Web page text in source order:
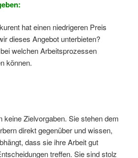
hat einen niedrigeren Preis
dieses Angebot unterbieten?
welchen Arbeitsprozessen
können.
keine Zielvorgaben. Sie stehen dem
direkt gegenüber und wissen,
dass sie ihre Arbeit gut
treffen. Sie sind stolz